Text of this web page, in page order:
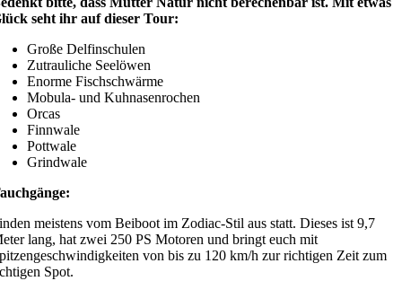
seht ihr auf dieser Tour:
Große Delfinschulen
Zutrauliche Seelöwen
Enorme Fischschwärme
Mobula- und Kuhnasenrochen
Orcas
Finnwale
Pottwale
Grindwale
meistens vom Beiboot im Zodiac-Stil aus statt. Dieses ist 9,7
lang, hat zwei 250 PS Motoren und bringt euch mit
von bis zu 120 km/h zur richtigen Zeit zum
Spot.